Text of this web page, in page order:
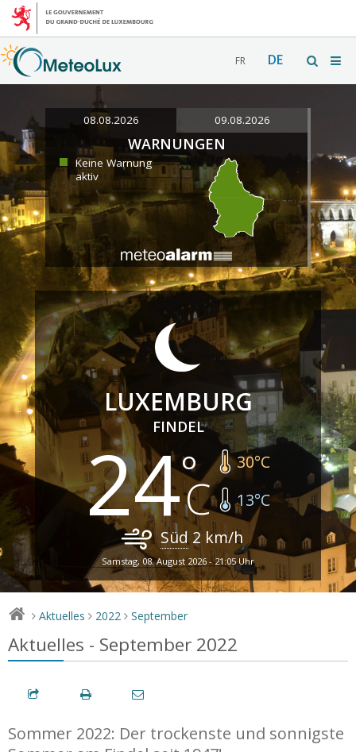
FR DE
08.08.2026 09.08.2026
WARNUNGEN
Keine Warnung
aktiv
LUXEMBURG
FINDEL
24 30°C
13°C
Süd 2 km/h
Samstag, 08. August 2026 - 21:05 Uhr
> Aktuelles > 2022 > September
Aktuelles - September 2022
Sommer 2022: Der trockenste und sonnigste